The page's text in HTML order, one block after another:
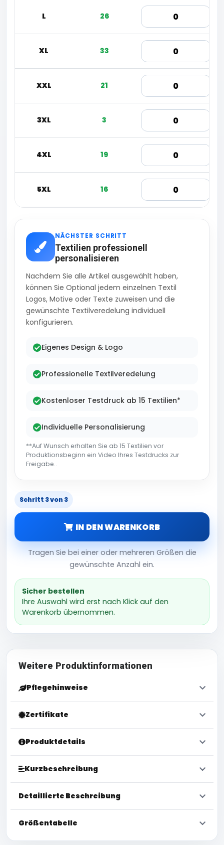
L 26
XL 33
XXL 21
3XL 3
4XL 19
5XL 16
NÄCHSTER SCHRITT
Textilien professionell
personalisieren
Nachdem Sie alle Artikel ausgewählt haben,
können Sie Optional jedem einzelnen Textil
Logos, Motive oder Texte zuweisen und die
gewünschte Textilveredelung individuell
konfigurieren.
Eigenes Design & Logo
Professionelle Textilveredelung
Kostenloser Testdruck ab 15 Textilien*
Individuelle Personalisierung
**Auf Wunsch erhalten Sie ab 15 Textilien vor
Produktionsbeginn ein Video Ihres Testdrucks zur
Freigabe..
Schritt 3 von 3
IN DEN WARENKORB
Tragen Sie bei einer oder mehreren Größen die
gewünschte Anzahl ein.
Sicher bestellen
Ihre Auswahl wird erst nach Klick auf den
Warenkorb übernommen.
Weitere Produktinformationen
Pflegehinweise
Zertifikate
Produktdetails
Kurzbeschreibung
Detaillierte Beschreibung
Größentabelle